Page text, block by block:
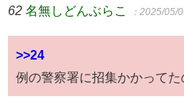
62 名無しどんぶらこ ：2025/05/
>>24
例の警察署に招集かかってた